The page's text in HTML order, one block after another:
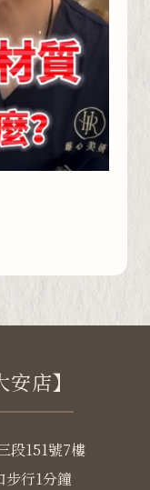
店】
段151號7樓
步行1分鐘